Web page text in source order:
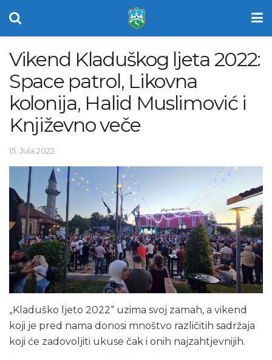
Vikend Kladuškog ljeta 2022:
Space patrol, Likovna
kolonija, Halid Muslimović i
Književno veče
15. Jula 2022.
„Kladuško ljeto 2022“ uzima svoj zamah, a vikend
koji je pred nama donosi mnoštvo različitih sadržaja
koji će zadovoljiti ukuse čak i onih najzahtjevnijih.